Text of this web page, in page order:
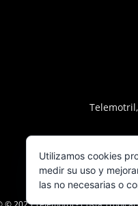
Utilizamos cookies
medir su uso y
las no necesarias o